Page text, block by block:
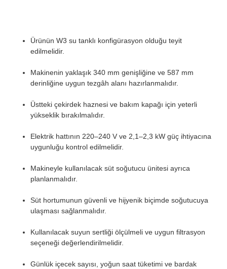
Ürünün W3 su tanklı konfigürasyon olduğu teyit
edilmelidir.
Makinenin yaklaşık 340 mm genişliğine ve 587 mm
derinliğine uygun tezgâh alanı hazırlanmalıdır.
Üstteki çekirdek haznesi ve bakım kapağı için yeterli
yükseklik bırakılmalıdır.
Elektrik hattının 220–240 V ve 2,1–2,3 kW güç ihtiyacına
uygunluğu kontrol edilmelidir.
Makineyle kullanılacak süt soğutucu ünitesi ayrıca
planlanmalıdır.
Süt hortumunun güvenli ve hijyenik biçimde soğutucuya
ulaşması sağlanmalıdır.
Kullanılacak suyun sertliği ölçülmeli ve uygun filtrasyon
seçeneği değerlendirilmelidir.
Günlük içecek sayısı, yoğun saat tüketimi ve bardak